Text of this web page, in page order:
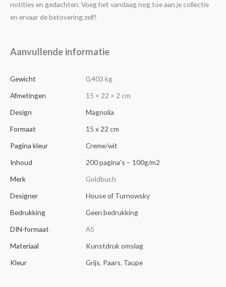
notities en gedachten. Voeg het vandaag nog toe aan je collectie
en ervaar de betovering zelf!
Aanvullende informatie
Gewicht
0,403 kg
Afmetingen
15 × 22 × 2 cm
Design
Magnolia
Formaat
15 x 22 cm
Pagina kleur
Creme/wit
Inhoud
200 pagina's – 100g/m2
Merk
Goldbuch
Designer
House of Turnowsky
Bedrukking
Geen bedrukking
DIN-formaat
A5
Materiaal
Kunstdruk omslag
Kleur
Grijs, Paars, Taupe